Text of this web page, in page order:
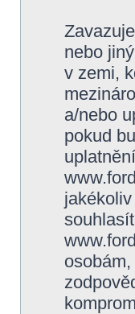
nebo
v zemi,
a/nebo
pokud